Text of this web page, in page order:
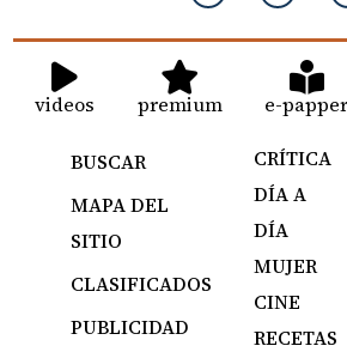
videos premium e-papper
BUSCAR
MAPA DEL
SITIO
CLASIFICADOS
PUBLICIDAD
CRÍTICA
DÍA A
DÍA
MUJER
CINE
RECETAS